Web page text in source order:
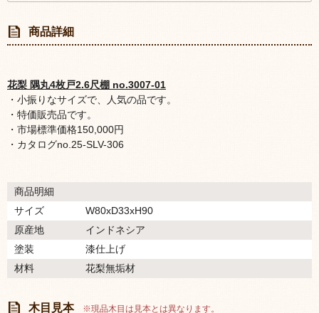
商品詳細
花梨 隅丸4枚戸2.6尺棚 no.3007-01
・小振りなサイズで、人気の品です。
・特価販売品です。
・市場標準価格150,000円
・カタログno.25-SLV-306
商品明細
サイズ
W80xD33xH90
原産地
インドネシア
塗装
漆仕上げ
材料
花梨無垢材
木目見本 ※現品木目は見本とは異なります。